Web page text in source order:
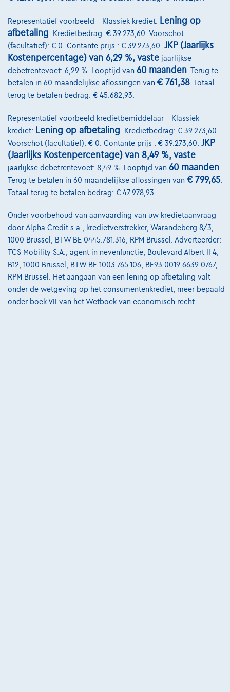
Citroen BerlingoVan 100 1.5D *Camera*App Connect
04/2026
10 km Diesel Manueel 74 kW ( 101 PK )
€22.495 1 ✓BTW aftrekbaar
€339,66 /maand
met een laatste
maandaflossing van€7.088,16
Ontdek het volledige cijfervoorbeeld
8870 Izegem, Decaigny Izegem
Vergelijk
Representatief voorbeeld – Klassiek krediet: Lening op
afbetaling . Kredietbedrag: € 39.273,60. Voorschot
(facultatief): € 0. Contante prijs : € 39.273,60. JKP (Jaarlijks
Kostenpercentage) van 6,29 %, vaste jaarlijkse
debetrentevoet: 6,29 %. Looptijd van 60 maanden . Terug te
betalen in 60 maandelijkse aflossingen van € 761,38 . Totaal
terug te betalen bedrag: € 45.682,93.
Representatief voorbeeld kredietbemiddelaar – Klassiek
krediet: Lening op afbetaling . Kredietbedrag: € 39.273,60.
Voorschot (facultatief): € 0. Contante prijs : € 39.273,60. JKP
(Jaarlijks Kostenpercentage) van 8,49 %, vaste
jaarlijkse debetrentevoet: 8,49 %. Looptijd van 60 maanden
Terug te betalen in 60 maandelijkse aflossingen van € 799,65.
Totaal terug te betalen bedrag: € 47.978,93.
Onder voorbehoud van aanvaarding van uw kredietaanvraag
door Alpha Credit s.a., kredietverstrekker, Warandeberg 8/3,
1000 Brussel, BTW BE 0445.781.316, RPM Brussel. Adverteerder:
TCS Mobility S.A., agent in nevenfunctie, Boulevard Albert II 4,
B12, 1000 Brussel, BTW BE 1003.765.106, BE93 0019 6639 0767,
RPM Brussel. Het aangaan van een lening op afbetaling valt
onder de wetgeving op het consumentenkrediet, meer bepaald
onder boek VII van het Wetboek van economisch recht.